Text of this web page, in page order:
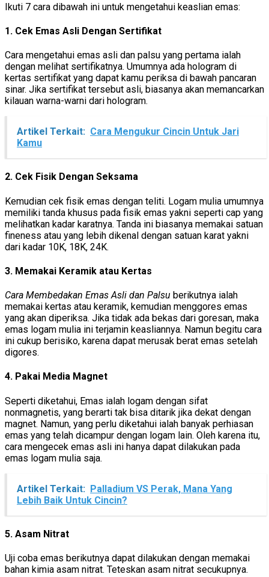
Ikuti 7 cara dibawah ini untuk mengetahui keaslian emas:
1. Cek Emas Asli Dengan Sertifikat
Cara mengetahui emas asli dan palsu yang pertama ialah
dengan melihat sertifikatnya. Umumnya ada hologram di
kertas sertifikat yang dapat kamu periksa di bawah pancaran
sinar. Jika sertifikat tersebut asli, biasanya akan memancarkan
kilauan warna-warni dari hologram.
Artikel Terkait: Cara Mengukur Cincin Untuk Jari
Kamu
2. Cek Fisik Dengan Seksama
Kemudian cek fisik emas dengan teliti. Logam mulia umumnya
memiliki tanda khusus pada fisik emas yakni seperti cap yang
melihatkan kadar karatnya. Tanda ini biasanya memakai satuan
fineness atau yang lebih dikenal dengan satuan karat yakni
dari kadar 10K, 18K, 24K.
3. Memakai Keramik atau Kertas
Cara Membedakan Emas Asli dan Palsu berikutnya ialah
memakai kertas atau keramik, kemudian menggores emas
yang akan diperiksa. Jika tidak ada bekas dari goresan, maka
emas logam mulia ini terjamin keasliannya. Namun begitu cara
ini cukup berisiko, karena dapat merusak berat emas setelah
digores.
4. Pakai Media Magnet
Seperti diketahui, Emas ialah logam dengan sifat
nonmagnetis, yang berarti tak bisa ditarik jika dekat dengan
magnet. Namun, yang perlu diketahui ialah banyak perhiasan
emas yang telah dicampur dengan logam lain. Oleh karena itu,
cara mengecek emas asli ini hanya dapat dilakukan pada
emas logam mulia saja.
Artikel Terkait: Palladium VS Perak, Mana Yang
Lebih Baik Untuk Cincin?
5. Asam Nitrat
Uji coba emas berikutnya dapat dilakukan dengan memakai
bahan kimia asam nitrat. Teteskan asam nitrat secukupnya.